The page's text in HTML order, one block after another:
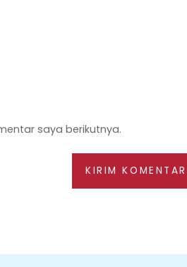
saya berikutnya.